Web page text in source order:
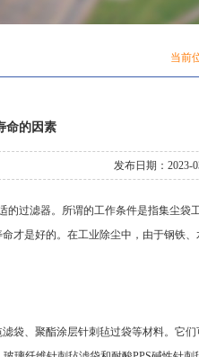
当前
命的因素
发布日期：2023-
过滤器。所谓的工作条件是指集尘袋
才是好的。在工业除尘中，由于钢铁
袋、聚酯涂层针刺毡过袋等材料。它